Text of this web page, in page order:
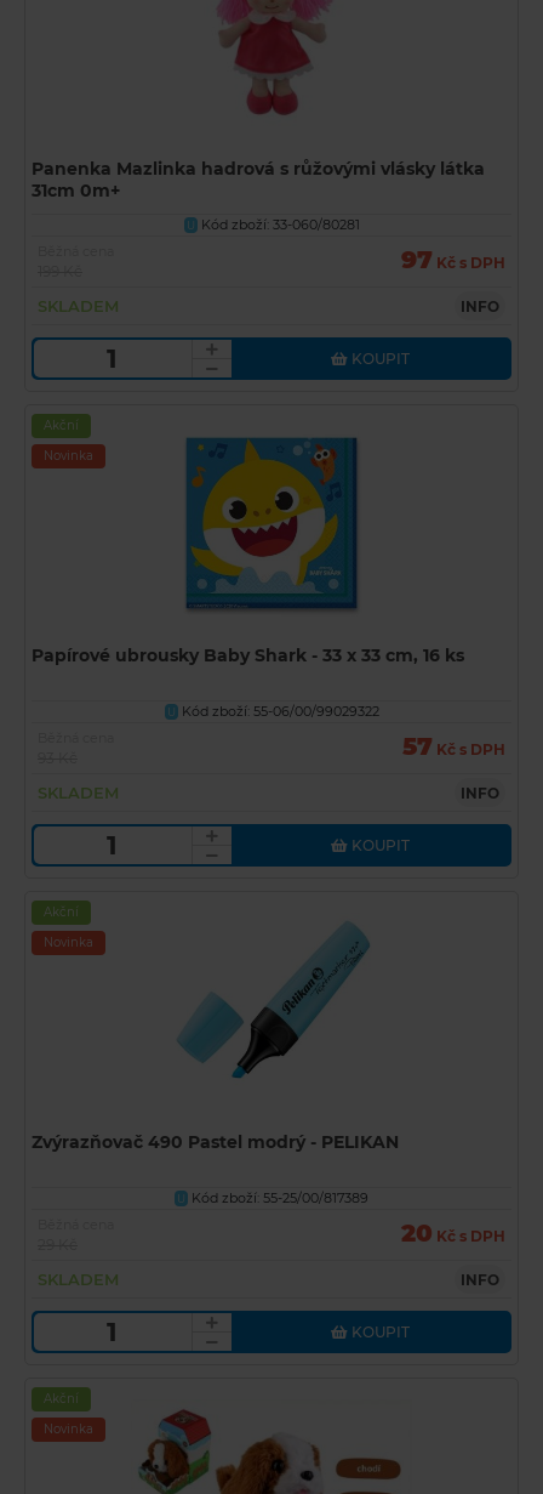
Panenka Mazlinka hadrová s růžovými vlásky látka
31cm 0m+
U Kód zboží: 33-060/80281
97 Kč s DPH
SKLADEM INFO
KOUPIT
Akční
Novinka
Papírové ubrousky Baby Shark - 33 x 33 cm, 16 ks
U Kód zboží: 55-06/00/99029322
57 Kč s DPH
SKLADEM INFO
KOUPIT
Akční
Novinka
Zvýrazňovač 490 Pastel modrý - PELIKAN
U
Kód zboží: 55-25/00/817389
20 Kč s DPH
SKLADEM INFO
KOUPIT
Akční
Novinka